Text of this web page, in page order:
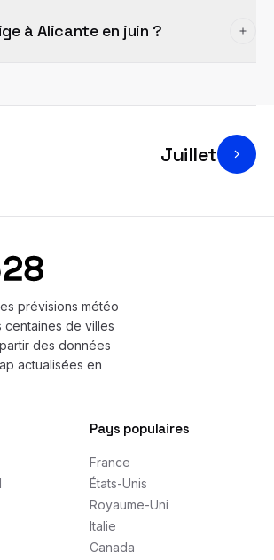
à Alicante en juin ?
Juillet
prévisions météo
de villes
des données
actualisées en
Pays populaires
France
États-Unis
Royaume-Uni
Italie
Canada